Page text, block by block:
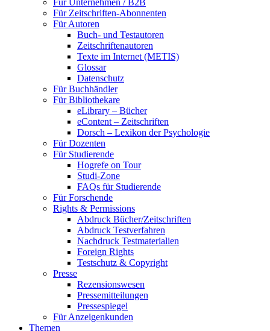
Für Unternehmen / B2B
Für Zeitschriften-Abonnenten
Für Autoren
Buch- und Testautoren
Zeitschriftenautoren
Texte im Internet (METIS)
Glossar
Datenschutz
Für Buchhändler
Für Bibliothekare
eLibrary – Bücher
eContent – Zeitschriften
Dorsch – Lexikon der Psychologie
Für Dozenten
Für Studierende
Hogrefe on Tour
Studi-Zone
FAQs für Studierende
Für Forschende
Rights & Permissions
Abdruck Bücher/Zeitschriften
Abdruck Testverfahren
Nachdruck Testmaterialien
Foreign Rights
Testschutz & Copyright
Presse
Rezensionswesen
Pressemitteilungen
Pressespiegel
Für Anzeigenkunden
Themen